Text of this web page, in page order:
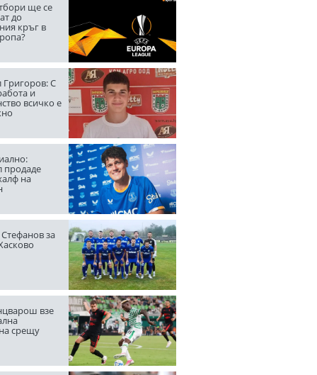
ще се
до
кръг в
Григоров: С
и
всичко е
продаде
на
за
взе
срещу